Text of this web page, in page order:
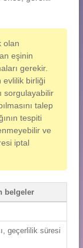
olan
eşinin
gerekir.
evlilik birliği
sorgulayabilir
talep
tespiti
ve
iptal
belgeler
geçerlilik süresi